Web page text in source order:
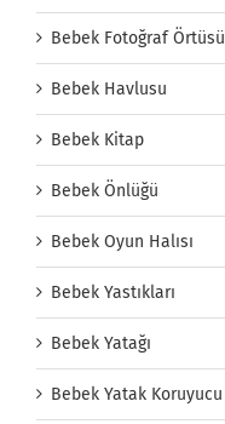
Bebek Fotoğraf Örtüsü
Bebek Havlusu
Bebek Kitap
Bebek Önlüğü
Bebek Oyun Halısı
Bebek Yastıkları
Bebek Yatağı
Bebek Yatak Koruyucu